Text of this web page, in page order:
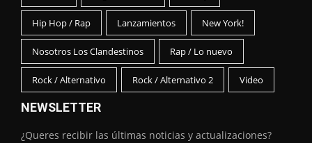
Hip Hop / Rap Lanzamientos New York!
Nosotros Los Clandestinos Rap / Lo nuevo
Rock / Alternativo Rock / Alternativo 2 Video
NEWSLETTER
¿Queres recibir las últimas noticias y actualizaciones?